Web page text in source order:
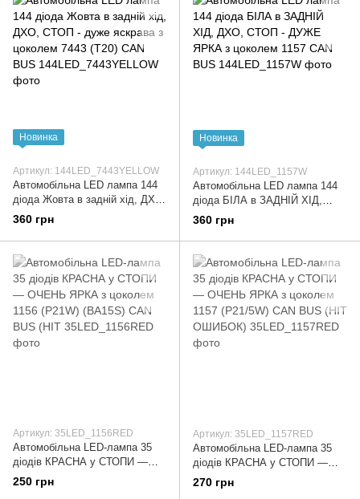
Новинка
Артикул: 144LED_7443YELLOW
Автомобільна LED лампа 144
діода Жовта в задній хід, ДХО,
СТОП - дуже яскрава з
цоколем 7443 (T20) CAN BUS
360 грн
Новинка
Артикул: 144LED_1157W
Автомобільна LED лампа 144
діода БІЛА в ЗАДНІЙ ХІД,
ДХО, СТОП - ДУЖЕ ЯРКА з
цоколем 1157 CAN BUS
360 грн
Артикул: 35LED_1156RED
Автомобільна LED-лампа 35
діодів КРАСНА у СТОПИ —
ОЧЕНЬ ЯРКА з цоколем 1156
(P21W) (BA15S) CAN BUS (НІТ
250 грн
Артикул: 35LED_1157RED
Автомобільна LED-лампа 35
діодів КРАСНА у СТОПИ —
ОЧЕНЬ ЯРКА з цоколем 1157
(P21/5W) CAN BUS (НІТ
270 грн